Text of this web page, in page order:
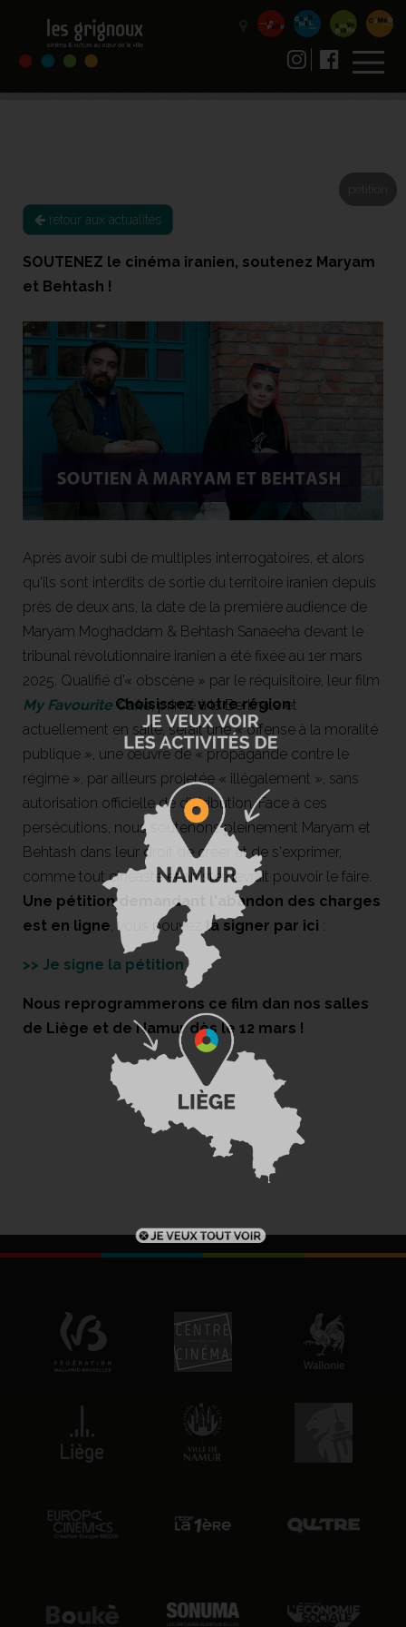
retour aux actualités
SOUTENEZ le cinéma iranien, soutenez Maryam
et Behtash !
Après avoir subi de multiples interrogatoires, et alors
qu'ils sont interdits de sortie du territoire iranien depuis
près de deux ans, la date de la première audience de
Maryam Moghaddam & Behtash Sanaeeha devant le
tribunal révolutionnaire iranien a été fixée au 1er mars
2025. Qualifié d'« obscène » par le réquisitoire, leur film
My Favourite Cake, primé à la Berlinale et
actuellement en salle, serait une « offense à la moralité
publique », une œuvre de « propagande contre le
régime », par ailleurs projetée « illégalement », sans
autorisation officielle de distribution. Face à ces
persécutions, nous soutenons pleinement Maryam et
Behtash dans leur droit de créer et de s'exprimer,
comme tout cinéaste et artiste devrait pouvoir le faire.
Une pétition demandant l'abandon des charges
est en ligne, vous pouvez la signer par ici :
>> Je signe la pétition
Nous reprogrammerons ce film dan nos salles
de Liège et de Namur dès le 12 mars !
Choisissez votre région